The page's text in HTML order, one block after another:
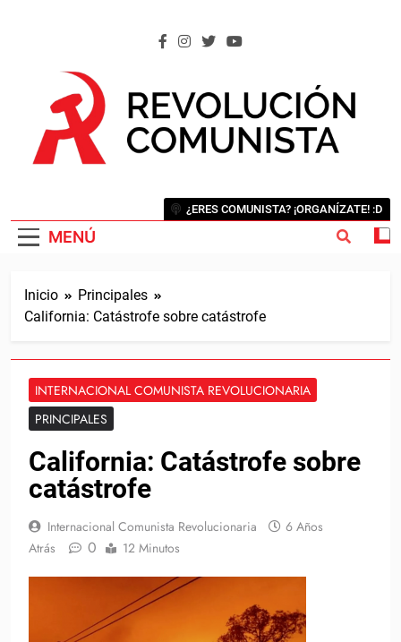
MENÚ
¿ERES COMUNISTA? ¡ORGANÍZATE! :D
Inicio
Principales
California: Catástrofe sobre catástrofe
INTERNACIONAL COMUNISTA REVOLUCIONARIA
PRINCIPALES
California: Catástrofe sobre
catástrofe
Internacional Comunista Revolucionaria
6 Años
Atrás
0 12 Minutos